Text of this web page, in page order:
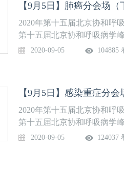
病、呼吸罕见病、呼吸重症
沿，夯实基础、追求精尖，
的相聚。会议日程：主持人
与鉴别诊断—临床面临挑战
【9月5日】肺癌分会场（
2020年第十五届北京协和呼
第十五届北京协和呼吸病学
医院呼吸与危重症医学科承
病、呼吸罕见病、呼吸重症
沿，夯实基础、追求精尖，
的相聚。会议日程：主持人
治疗时代：机遇与挑战 张力
2020-09-05 104885
【9月5日】感染重症分
2020年第十五届北京协和呼
第十五届北京协和呼吸病学
医院呼吸与危重症医学科承
2020-09-05 124037